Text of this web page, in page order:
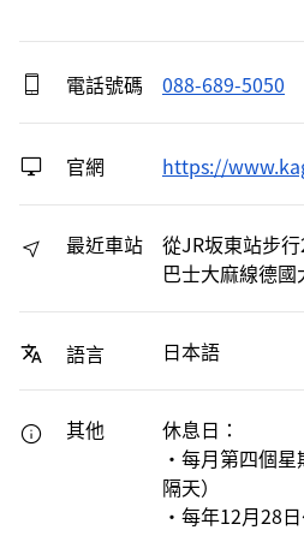
電話號碼 088-689-5050
官網 https://
最近車站
從JR坂東站步
巴士大麻線德
語言 日本語
其他
休息日：
・每月第四個
隔天）
・每年12月28